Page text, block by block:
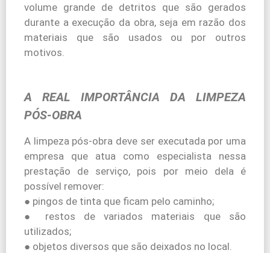
volume grande de detritos que são gerados
durante a execução da obra, seja em razão dos
materiais que são usados ou por outros
motivos.
A REAL IMPORTÂNCIA DA LIMPEZA
PÓS-OBRA
A limpeza pós-obra deve ser executada por uma
empresa que atua como especialista nessa
prestação de serviço, pois por meio dela é
possível remover:
● pingos de tinta que ficam pelo caminho;
● restos de variados materiais que são
utilizados;
● objetos diversos que são deixados no local.